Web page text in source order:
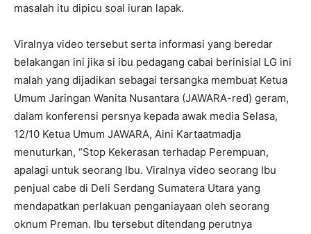
masalah itu dipicu soal iuran lapak.
Viralnya video tersebut serta informasi yang beredar
belakangan ini jika si ibu pedagang cabai berinisial LG ini
malah yang dijadikan sebagai tersangka membuat Ketua
Umum Jaringan Wanita Nusantara (JAWARA-red) geram,
dalam konferensi persnya kepada awak media Selasa,
12/10 Ketua Umum JAWARA, Aini Kartaatmadja
menuturkan, “Stop Kekerasan terhadap Perempuan,
apalagi untuk seorang Ibu. Viralnya video seorang Ibu
penjual cabe di Deli Serdang Sumatera Utara yang
mendapatkan perlakuan penganiayaan oleh seorang
oknum Preman. Ibu tersebut ditendang perutnya